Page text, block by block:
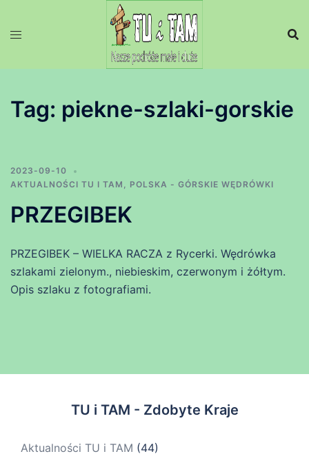
Tag: piekne-szlaki-gorskie
2023-09-10
AKTUALNOŚCI TU I TAM , POLSKA - GÓRSKIE WĘDRÓWKI
PRZEGIBEK
PRZEGIBEK – WIELKA RACZA z Rycerki. Wędrówka
szlakami zielonym., niebieskim, czerwonym i żółtym.
Opis szlaku z fotografiami.
TU i TAM - Zdobyte Kraje
Aktualności TU i TAM (44)